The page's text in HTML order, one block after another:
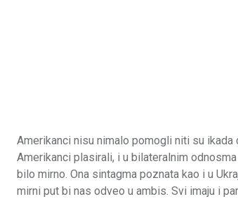
Amerikanci nisu nimalo pomogli niti su
Amerikanci plasirali, i u bilateralnim
bilo mirno. Ona sintagma poznata kao i u
mirni put bi nas odveo u ambis. Svi imaju i